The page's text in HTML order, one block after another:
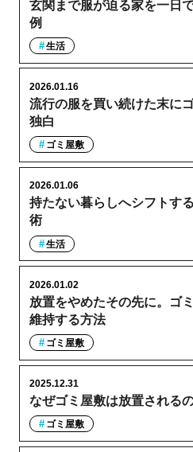
玄関まで服が迫る家を一日
例
生活
流行の服を買い続けた末に
独白
2026.01.16
ゴミ屋敷
持たない暮らしへシフトす
術
2026.01.06
生活
放置をやめたその先に。ゴ
維持する方法
2026.01.02
ゴミ屋敷
なぜゴミ屋敷は放置される
2025.12.31
ゴミ屋敷